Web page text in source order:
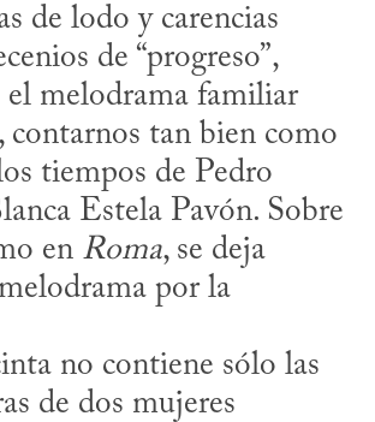
de lodo y carencias
de “progreso”,
el melodrama familiar
contarnos tan bien como
tiempos de Pedro
Estela Pavón. Sobre
en Roma, se deja
por la
de dos mujeres